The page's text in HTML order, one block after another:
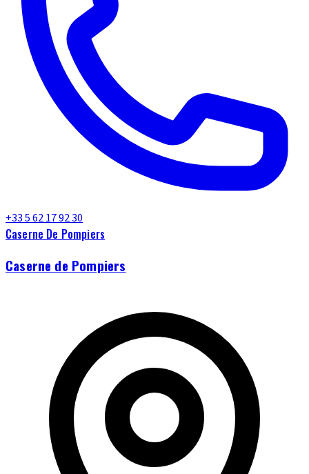
+33 5 62 17 92 30
Caserne De Pompiers
Caserne de Pompiers